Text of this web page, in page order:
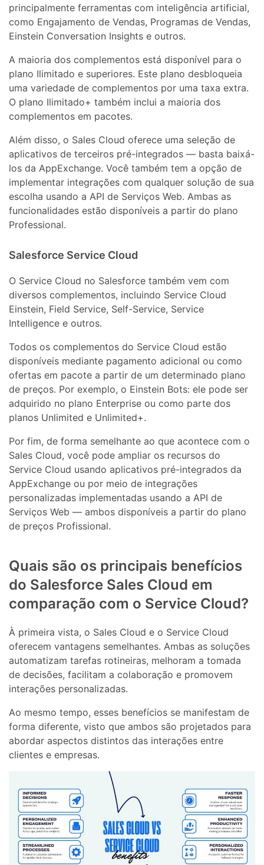
principalmente ferramentas com inteligência artificial,
como Engajamento de Vendas, Programas de Vendas,
Einstein Conversation Insights e outros.
A maioria dos complementos está disponível para o
plano Ilimitado e superiores. Este plano desbloqueia
uma variedade de complementos por uma taxa extra.
O plano Ilimitado+ também inclui a maioria dos
complementos em pacotes.
Além disso, o Sales Cloud oferece uma seleção de
aplicativos de terceiros pré-integrados — basta baixá-
los da AppExchange. Você também tem a opção de
implementar integrações com qualquer solução de sua
escolha usando a API de Serviços Web. Ambas as
funcionalidades estão disponíveis a partir do plano
Professional.
Salesforce Service Cloud
O Service Cloud no Salesforce também vem com
diversos complementos, incluindo Service Cloud
Einstein, Field Service, Self-Service, Service
Intelligence e outros.
Todos os complementos do Service Cloud estão
disponíveis mediante pagamento adicional ou como
ofertas em pacote a partir de um determinado plano
de preços. Por exemplo, o Einstein Bots: ele pode ser
adquirido no plano Enterprise ou como parte dos
planos Unlimited e Unlimited+.
Por fim, de forma semelhante ao que acontece com o
Sales Cloud, você pode ampliar os recursos do
Service Cloud usando aplicativos pré-integrados da
AppExchange ou por meio de integrações
personalizadas implementadas usando a API de
Serviços Web — ambos disponíveis a partir do plano
de preços Profissional.
Quais são os principais benefícios
do Salesforce Sales Cloud em
comparação com o Service Cloud?
À primeira vista, o Sales Cloud e o Service Cloud
oferecem vantagens semelhantes. Ambas as soluções
automatizam tarefas rotineiras, melhoram a tomada
de decisões, facilitam a colaboração e promovem
interações personalizadas.
Ao mesmo tempo, esses benefícios se manifestam de
forma diferente, visto que ambos são projetados para
abordar aspectos distintos das interações entre
clientes e empresas.